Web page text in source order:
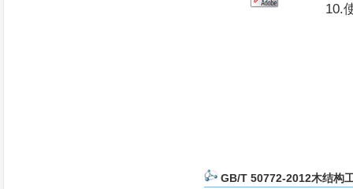
10.
GB/T 50772-2012木结构